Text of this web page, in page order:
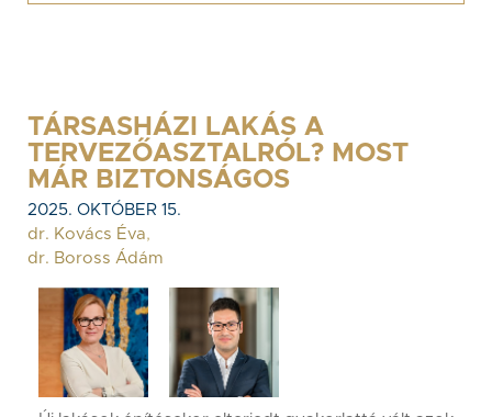
TÁRSASHÁZI LAKÁS A
TERVEZŐASZTALRÓL? MOST
MÁR BIZTONSÁGOS
2025. OKTÓBER 15.
dr. Kovács Éva,
dr. Boross Ádám